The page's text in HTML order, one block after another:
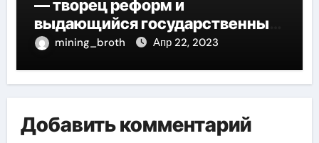
— творец реформ и
выдающийся государственный
деятель России
mining_broth Апр 22, 2023
Добавить комментарий